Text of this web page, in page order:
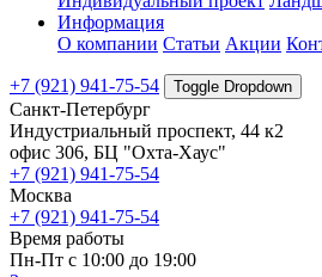
Информация
О компании Статьи Акции
+7 (921) 941-75-54 Toggle Dropdown
Санкт-Петербург
Индустриальный проспект, 44 к2
офис 306, БЦ "Охта-Хаус"
+7 (921) 941-75-54
Москва
+7 (921) 941-75-54
Время работы
Пн-Пт с 10:00 до 19:00